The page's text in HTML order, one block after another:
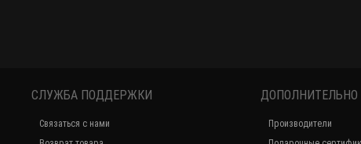
СЛУЖБА ПОДДЕРЖКИ
Связаться с нами
ДОПОЛНИТЕЛЬНО
Производители